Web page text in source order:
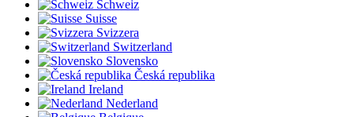
Schweiz
Suisse
Svizzera
Switzerland
Slovensko
Česká republika
Ireland
Nederland